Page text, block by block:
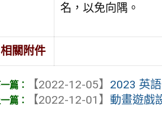
名，以免向隅。
相關附件
【2022-12-05】 2023 英
【2022-12-01】動畫遊戲